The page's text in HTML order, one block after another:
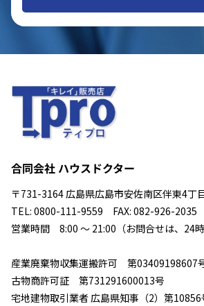
合同会社 ハウスドクター
〒731-3164 広島県広島市安佐南区伴東4丁
TEL: 0800-111-9559 FAX: 082-926-2035
営業時間 8:00 ～ 21:00（お問合せは、24
産業廃棄物収集運搬許可 第03409198607
古物商許可証 第731291600013号
宅地建物取引業者 広島県知事（2）第10856